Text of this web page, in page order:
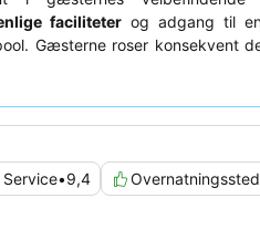
faciliteter og adgang til
Gæsterne roser konsekvent
for forskellige
Service•9,4 Overnatningssted